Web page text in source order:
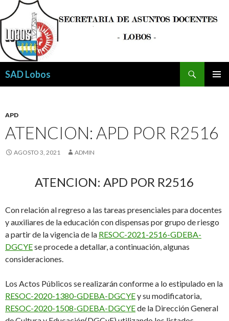
SAD Lobos
APD
ATENCION: APD POR R2516
AGOSTO 3, 2021 ADMIN
ATENCION: APD POR R2516
Con relación al regreso a las tareas presenciales para docentes
y auxiliares de la educación con dispensas por grupo de riesgo
a partir de la vigencia de la RESOC-2021-2516-GDEBA-
DGCYEse procede a detallar, a continuación, algunas
consideraciones.
Los Actos Públicos se realizarán conforme a lo estipulado en la
RESOC-2020-1380-GDEBA-DGCYEy su modificatoria,
RESOC-2020-1508-GDEBA-DGCYEde la Dirección General